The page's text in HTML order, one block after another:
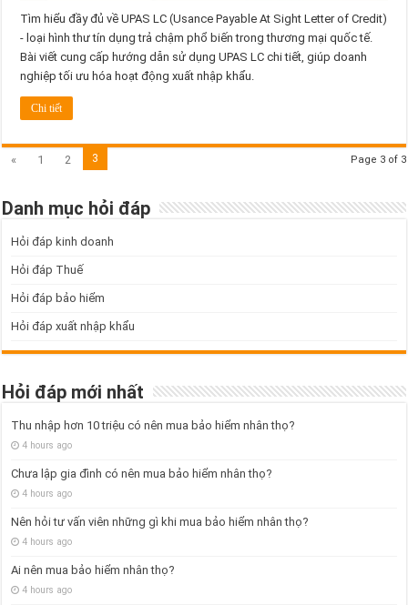
Tìm hiểu đầy đủ về UPAS LC (Usance Payable At Sight Letter of Credit)
- loại hình thư tín dụng trả chậm phổ biến trong thương mại quốc tế.
Bài viết cung cấp hướng dẫn sử dụng UPAS LC chi tiết, giúp doanh
nghiệp tối ưu hóa hoạt động xuất nhập khẩu.
Chi tiết
Page 3 of 3
« 1 2 3
Danh mục hỏi đáp
Hỏi đáp kinh doanh
Hỏi đáp Thuế
Hỏi đáp bảo hiểm
Hỏi đáp xuất nhập khẩu
Hỏi đáp mới nhất
Thu nhập hơn 10 triệu có nên mua bảo hiểm nhân thọ?
4 hours ago
Chưa lập gia đình có nên mua bảo hiểm nhân thọ?
4 hours ago
Nên hỏi tư vấn viên những gì khi mua bảo hiểm nhân thọ?
4 hours ago
Ai nên mua bảo hiểm nhân thọ?
4 hours ago